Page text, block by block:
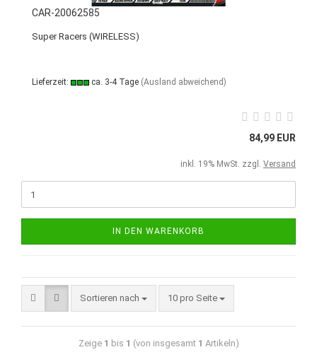
CAR-20062585
Super Racers (WIRELESS)
Lieferzeit: ca. 3-4 Tage (Ausland abweichend)
84,99 EUR
inkl. 19% MwSt. zzgl. Versand
IN DEN WARENKORB
Sortieren nach 10 pro Seite
Zeige 1 bis 1 (von insgesamt 1 Artikeln)